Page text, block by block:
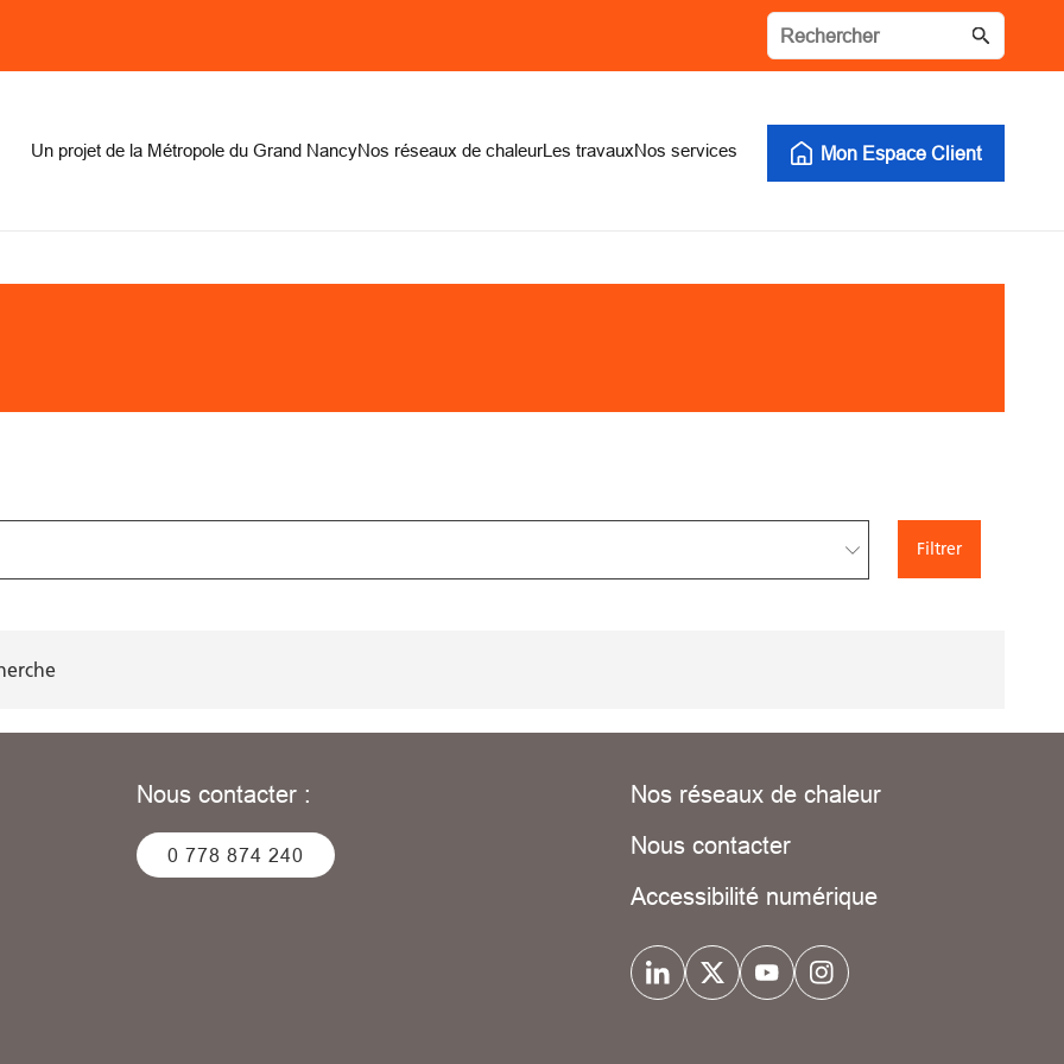
Un projet de la Métropole du Grand NancyNos réseaux de chaleurLes travauxNos services Mon Espace Client
Filtrer
Nous contacter :
0 778 874 240
Nos réseaux de chaleur
Nous contacter
Accessibilité numérique